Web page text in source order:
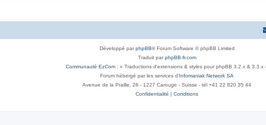
Développé parphpBB® Forum Software © phpBB Limited
Traduit parphpBB-fr.com
Communauté EzCom : « Traductions d'extensions & styles pour phpBB 3.2.x & 3.3.x
Forum hébergé par les services d’Infomaniak Network SA
Avenue de la Praille, 26 - 1227 Carouge - Suisse - tél +41 22 820 35 44
Confidentialité | Conditions